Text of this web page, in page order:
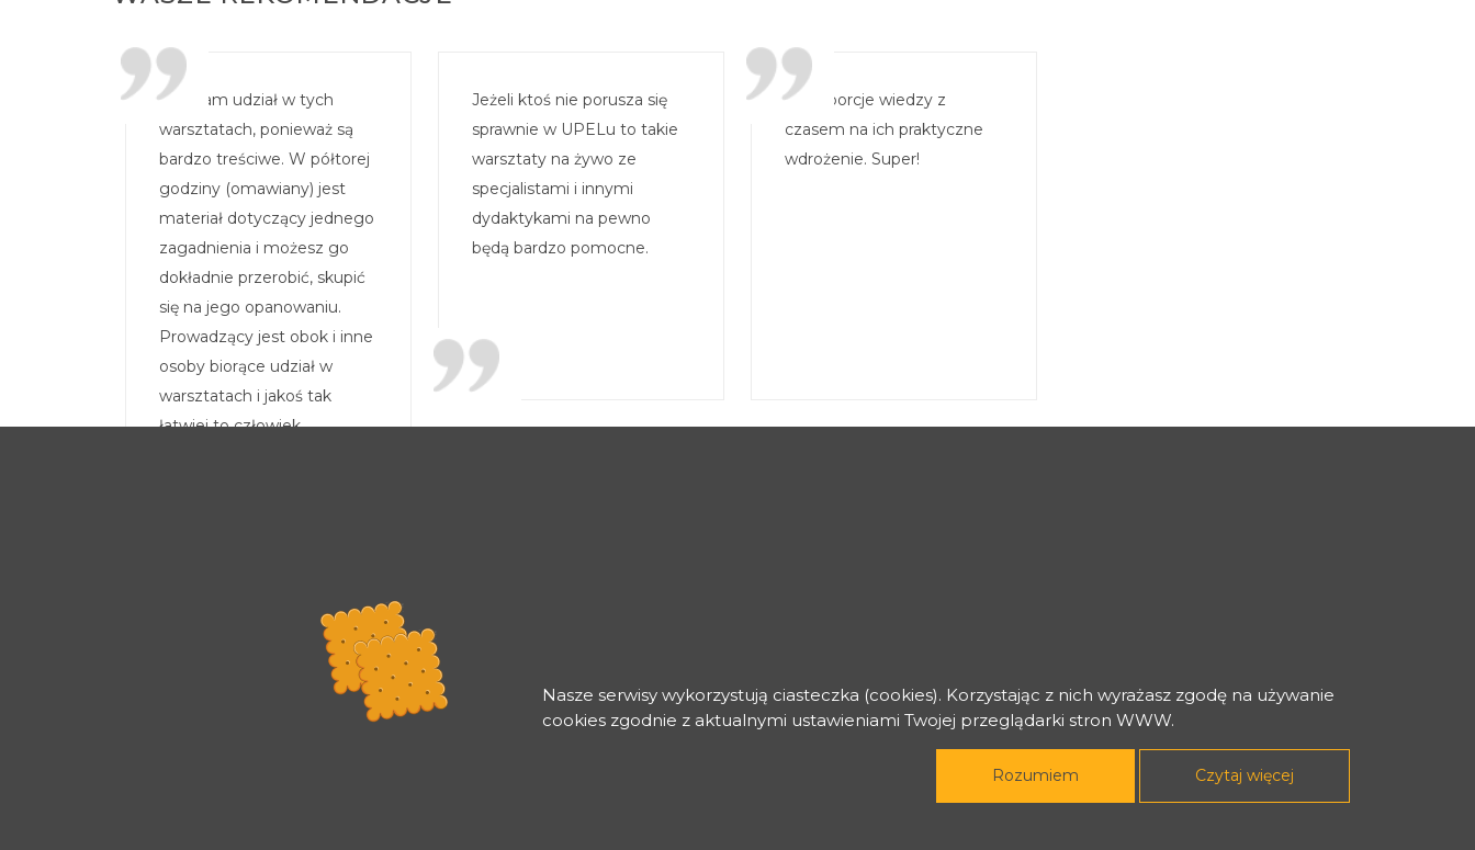
Polecam udział w tych
warsztatach, ponieważ są
bardzo treściwe. W półtorej
godziny (omawiany) jest
materiał dotyczący jednego
zagadnienia i możesz go
dokładnie przerobić, skupić
się na jego opanowaniu.
Prowadzący jest obok i inne
osoby biorące udział w
warsztatach i jakoś tak
łatwiej to człowiek
Jeżeli ktoś nie porusza się
sprawnie w UPELu to takie
warsztaty na żywo ze
specjalistami i innymi
dydaktykami na pewno
będą bardzo pomocne.
Małe porcje wiedzy z
czasem na ich praktyczne
wdrożenie. Super!
Nasze serwisy wykorzystują ciasteczka (cookies). Korzystając z nich wyrażasz zgodę na używanie
cookies zgodnie z aktualnymi ustawieniami Twojej przeglądarki stron WWW.
Rozumiem Czytaj więcej